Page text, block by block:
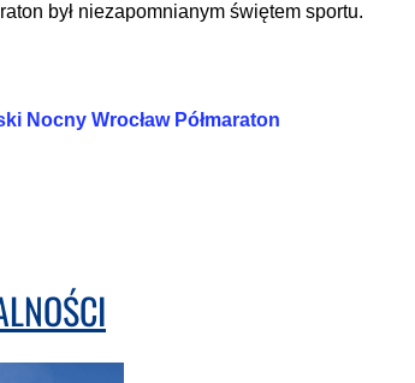
był niezapomnianym świętem sportu.
Nocny Wrocław Półmaraton